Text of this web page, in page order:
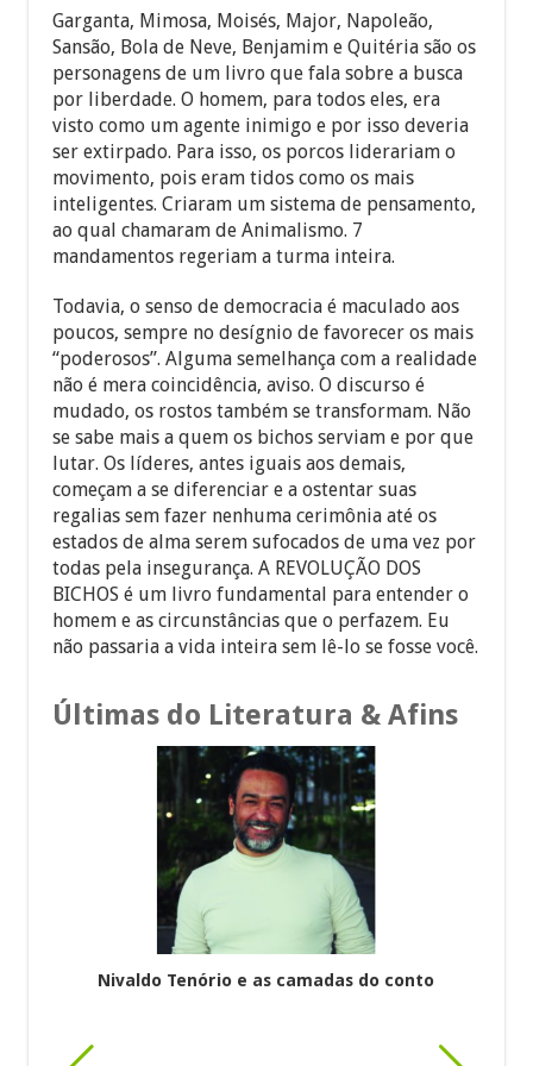
Garganta, Mimosa, Moisés, Major, Napoleão,
Sansão, Bola de Neve, Benjamim e Quitéria são os
personagens de um livro que fala sobre a busca
por liberdade. O homem, para todos eles, era
visto como um agente inimigo e por isso deveria
ser extirpado. Para isso, os porcos liderariam o
movimento, pois eram tidos como os mais
inteligentes. Criaram um sistema de pensamento,
ao qual chamaram de Animalismo. 7
mandamentos regeriam a turma inteira.
Todavia, o senso de democracia é maculado aos
poucos, sempre no desígnio de favorecer os mais
“poderosos”. Alguma semelhança com a realidade
não é mera coincidência, aviso. O discurso é
mudado, os rostos também se transformam. Não
se sabe mais a quem os bichos serviam e por que
lutar. Os líderes, antes iguais aos demais,
começam a se diferenciar e a ostentar suas
regalias sem fazer nenhuma cerimônia até os
estados de alma serem sufocados de uma vez por
todas pela insegurança. A REVOLUÇÃO DOS
BICHOS é um livro fundamental para entender o
homem e as circunstâncias que o perfazem. Eu
não passaria a vida inteira sem lê-lo se fosse você.
Últimas do Literatura & Afins
Nivaldo Tenório e as camadas do conto